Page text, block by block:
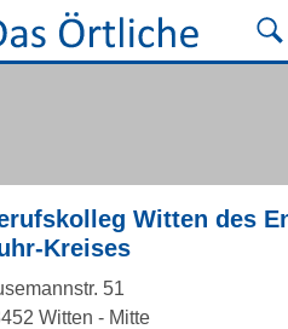
Witten des
Kreises
51
Witten - Mitte